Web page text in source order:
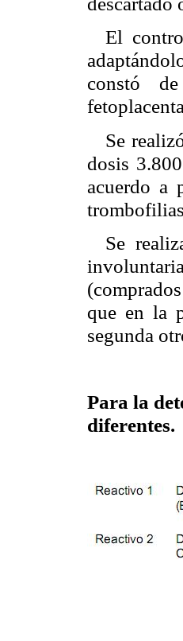
El
constó
Se
dosis
acuerdo a
Se
que en la
segunda
Para la
diferentes.